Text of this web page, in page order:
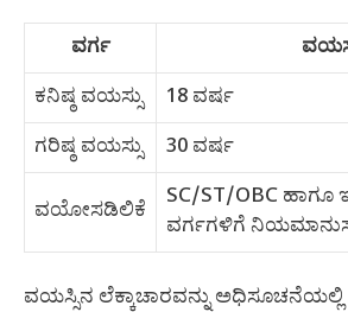
ವರ್ಗ
ಕನಿಷ್ಠ ವಯಸ್ಸು
18 ವರ್ಷ
ಗರಿಷ್ಠ ವಯಸ್ಸು
30 ವರ್ಷ
ವಯೋಸಡಿಲಿಕೆ
SC/ST/OBC ಹಾಗೂ
ವರ್ಗಗಳಿಗೆ
ವಯಸ್ಸಿನ ಲೆಕ್ಕಾಚಾರವನ್ನು